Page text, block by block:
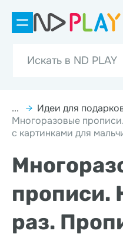
... → Идеи для
Многоразовые
с картинками для
прописи.
раз.